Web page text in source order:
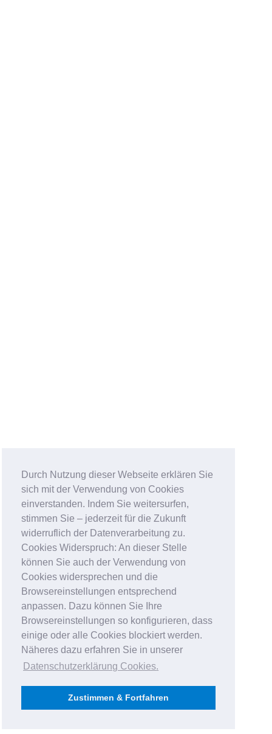
Durch Nutzung dieser Webseite erklären Sie
sich mit der Verwendung von Cookies
einverstanden. Indem Sie weitersurfen,
stimmen Sie – jederzeit für die Zukunft
widerruflich der Datenverarbeitung zu.
Cookies Widerspruch: An dieser Stelle
können Sie auch der Verwendung von
Cookies widersprechen und die
Browsereinstellungen entsprechend
anpassen. Dazu können Sie Ihre
Browsereinstellungen so konfigurieren, dass
einige oder alle Cookies blockiert werden.
Näheres dazu erfahren Sie in unserer
Datenschutzerklärung Cookies.
Zustimmen & Fortfahren